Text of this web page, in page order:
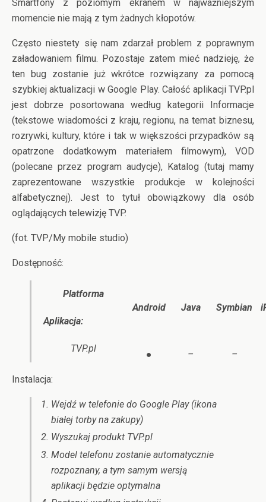
Smartfony z poziomym ekranem w najważniejszym
momencie nie mają z tym żadnych kłopotów.
Często niestety się nam zdarzał problem z poprawnym
załadowaniem filmu. Pozostaje zatem mieć nadzieję, że
ten bug zostanie już wkrótce rozwiązany za pomocą
szybkiej aktualizacji w Google Play. Całość aplikacji TVP.pl
jest dobrze posortowana według kategorii Informacje
(tekstowe wiadomości z kraju, regionu, na temat biznesu,
rozrywki, kultury, które i tak w większości przypadków są
opatrzone dodatkowym materiałem filmowym), VOD
(polecane przez program audycje), Katalog (tutaj mamy
zaprezentowane wszystkie produkcje w kolejności
alfabetycznej). Jest to tytuł obowiązkowy dla osób
oglądających telewizję TVP.
(fot. TVP/My mobile studio)
Dostępność:
Platforma
Android
Java Symbian
Aplikacja:
TVP.pl
● – –
Instalacja:
Wejdź w telefonie do Google Play (ikona
białej torby na zakupy)
Wyszukaj produkt TVP.pl
Model telefonu zostanie automatycznie
rozpoznany, a tym samym wersją
aplikacji będzie optymalna